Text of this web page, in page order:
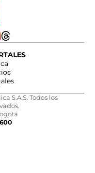
S.A.S. Todos los